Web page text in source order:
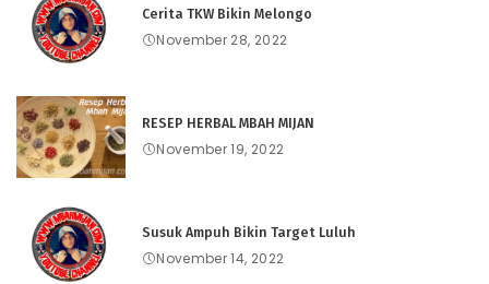
Cerita TKW Bikin Melongo
November 28, 2022
RESEP HERBAL MBAH MIJAN
November 19, 2022
Susuk Ampuh Bikin Target Luluh
November 14, 2022